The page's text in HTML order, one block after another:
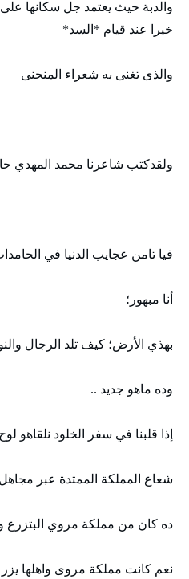
والدبة حيث يعتمد جل سكانها
خيرا عند قيام *السد*
والذى تغنى به شعراء المنحنى
ولقدكتب شاعرنا محمد المهدي
فيا تامن عجايب الدنيا في
أنا مبهور؛
بهذي الأرض؛ كيف تلد الرجال
وده ماهو جديد ..
إذا قلبنا في سفر الخلود نلقاهو
شعاع المملكة الممتدة عبر
ده كان من مملكة مروي البتزرع
نعم كانت مملكة مروى واهلها